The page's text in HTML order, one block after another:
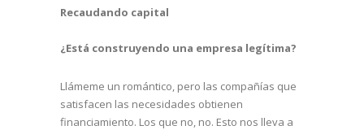
Recaudando capital
¿Está construyendo una empresa legítima?
Llámeme un romántico, pero las compañías que
satisfacen las necesidades obtienen
financiamiento. Los que no, no. Esto nos lleva a